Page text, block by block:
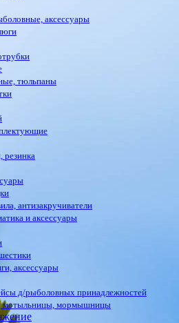
аксессуары
тюльпаны
антизакручиватели
и аксессуары
аксессуары
д/рыболовных принадлежностей
мотыльницы, мормышницы